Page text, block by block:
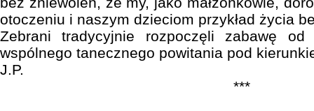
otoczeniu i naszym dzieciom przykład życia
Zebrani tradycyjnie rozpoczęli zabawę
wspólnego tanecznego powitania pod
J.P.
***